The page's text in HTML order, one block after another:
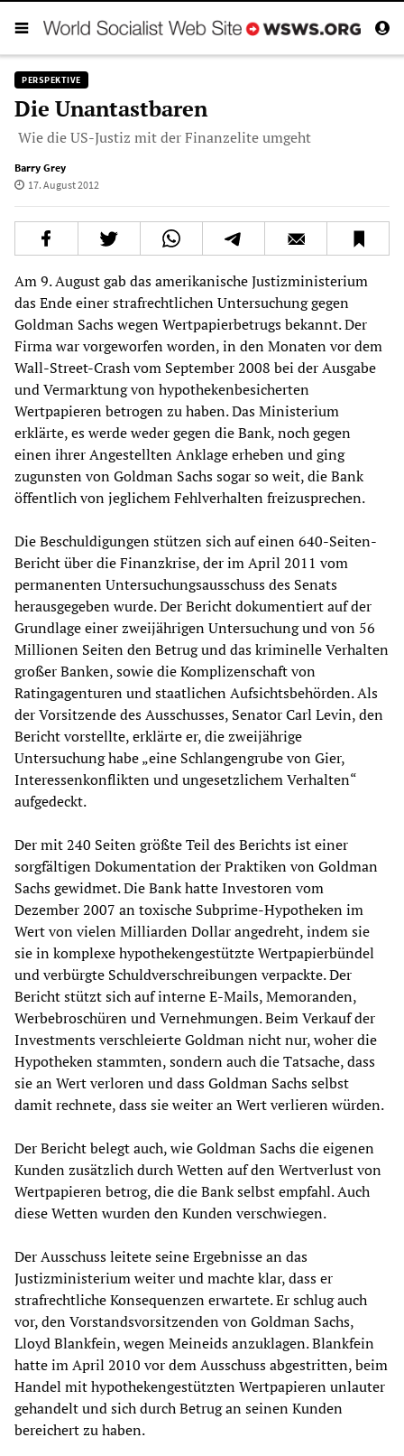
PERSPEKTIVE
Die Unantastbaren
Wie die US-Justiz mit der Finanzelite umgeht
Barry Grey
17. August 2012
Am 9. August gab das amerikanische Justizministerium
das Ende einer strafrechtlichen Untersuchung gegen
Goldman Sachs wegen Wertpapierbetrugs bekannt. Der
Firma war vorgeworfen worden, in den Monaten vor dem
Wall-Street-Crash vom September 2008 bei der Ausgabe
und Vermarktung von hypothekenbesicherten
Wertpapieren betrogen zu haben. Das Ministerium
erklärte, es werde weder gegen die Bank, noch gegen
einen ihrer Angestellten Anklage erheben und ging
zugunsten von Goldman Sachs sogar so weit, die Bank
öffentlich von jeglichem Fehlverhalten freizusprechen.
Die Beschuldigungen stützen sich auf einen 640-Seiten-
Bericht über die Finanzkrise, der im April 2011 vom
permanenten Untersuchungsausschuss des Senats
herausgegeben wurde. Der Bericht dokumentiert auf der
Grundlage einer zweijährigen Untersuchung und von 56
Millionen Seiten den Betrug und das kriminelle Verhalten
großer Banken, sowie die Komplizenschaft von
Ratingagenturen und staatlichen Aufsichtsbehörden. Als
der Vorsitzende des Ausschusses, Senator Carl Levin, den
Bericht vorstellte, erklärte er, die zweijährige
Untersuchung habe „eine Schlangengrube von Gier,
Interessenkonflikten und ungesetzlichem Verhalten“
aufgedeckt.
Der mit 240 Seiten größte Teil des Berichts ist einer
sorgfältigen Dokumentation der Praktiken von Goldman
Sachs gewidmet. Die Bank hatte Investoren vom
Dezember 2007 an toxische Subprime-Hypotheken im
Wert von vielen Milliarden Dollar angedreht, indem sie
sie in komplexe hypothekengestützte Wertpapierbündel
und verbürgte Schuldverschreibungen verpackte. Der
Bericht stützt sich auf interne E-Mails, Memoranden,
Werbebroschüren und Vernehmungen. Beim Verkauf der
Investments verschleierte Goldman nicht nur, woher die
Hypotheken stammten, sondern auch die Tatsache, dass
sie an Wert verloren und dass Goldman Sachs selbst
damit rechnete, dass sie weiter an Wert verlieren würden.
Der Bericht belegt auch, wie Goldman Sachs die eigenen
Kunden zusätzlich durch Wetten auf den Wertverlust von
Wertpapieren betrog, die die Bank selbst empfahl. Auch
diese Wetten wurden den Kunden verschwiegen.
Der Ausschuss leitete seine Ergebnisse an das
Justizministerium weiter und machte klar, dass er
strafrechtliche Konsequenzen erwartete. Er schlug auch
vor, den Vorstandsvorsitzenden von Goldman Sachs,
Lloyd Blankfein, wegen Meineids anzuklagen. Blankfein
hatte im April 2010 vor dem Ausschuss abgestritten, beim
Handel mit hypothekengestützten Wertpapieren unlauter
gehandelt und sich durch Betrug an seinen Kunden
bereichert zu haben.